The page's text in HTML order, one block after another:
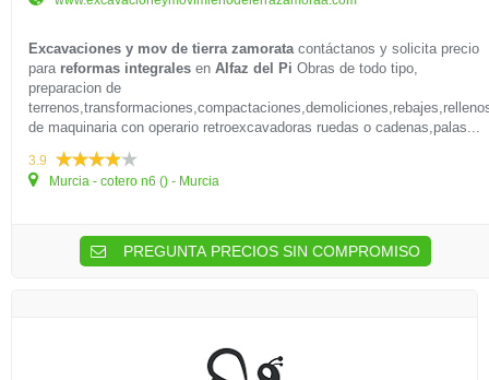
Excavaciones y mov de tierra zamoratacontáctanos y solicita precio
para reformas integrales en Alfaz del Pi Obras de todo tipo,
preparacion de
de maquinaria con operario retroexcavadoras ruedas o cadenas,palas...
3.9
Murcia - cotero n6 () - Murcia
PREGUNTA PRECIOS SIN COMPROMISO